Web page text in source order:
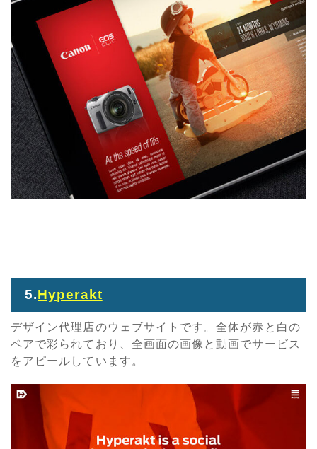
5.Hyperakt
デザイン代理店のウェブサイトです。全体が赤と白の
ペアで彩られており、全画面の画像と動画でサービス
をアピールしています。